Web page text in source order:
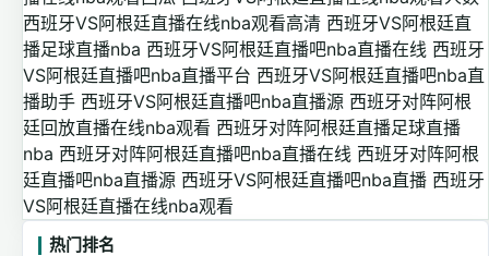
西班牙VS阿根廷直播在线nba观看高清 西班牙VS阿根廷直
播足球直播nba 西班牙VS阿根廷直播吧nba直播在线 西班牙
VS阿根廷直播吧nba直播平台 西班牙VS阿根廷直播吧nba直
播助手 西班牙VS阿根廷直播吧nba直播源 西班牙对阵阿根
廷回放直播在线nba观看 西班牙对阵阿根廷直播足球直播
nba 西班牙对阵阿根廷直播吧nba直播在线 西班牙对阵阿根
廷直播吧nba直播源 西班牙VS阿根廷直播吧nba直播 西班牙
VS阿根廷直播在线nba观看
热门排名